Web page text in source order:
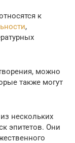
к
,
можно
также могут
нескольких
эпитетов. Они